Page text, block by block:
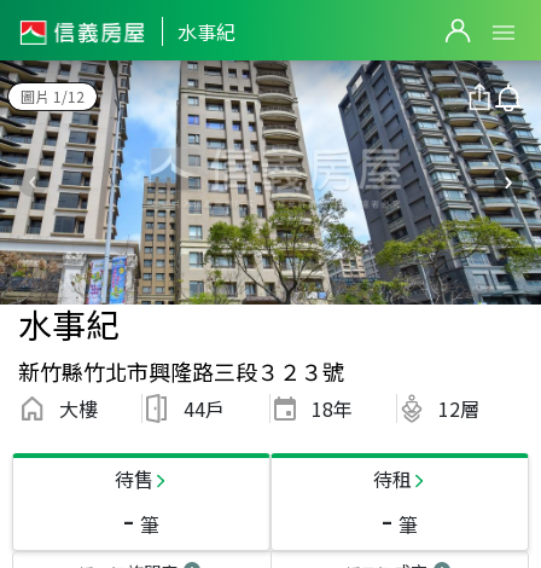
水事紀
圖片 1/12
水事紀
新竹縣竹北市興隆路三段３２３號
大樓 44戶 18年 12層
待售
- 筆
待租
- 筆